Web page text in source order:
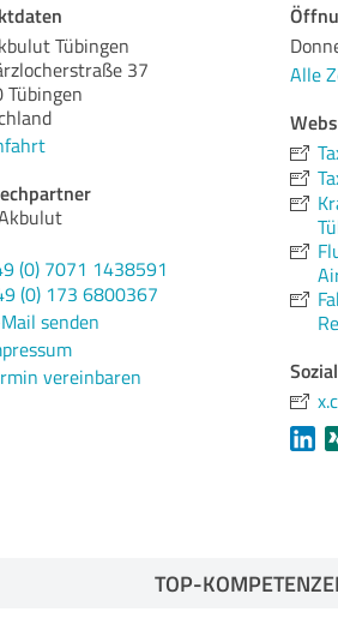
Tübingen
37
Tübingen
(0) 7071 1438591
(0) 173 6800367
senden
vereinbaren
Alle
TOP-